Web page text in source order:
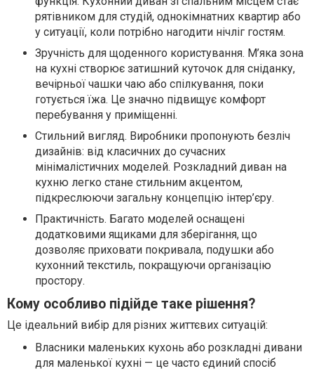
рятівником для студій, однокімнатних квартир або
у ситуації, коли потрібно нагодити нічліг гостям.
Зручність для щоденного користування. М’яка зона
на кухні створює затишний куточок для сніданку,
вечірньої чашки чаю або спілкування, поки
готується їжа. Це значно підвищує комфорт
перебування у приміщенні.
Стильний вигляд. Виробники пропонують безліч
дизайнів: від класичних до сучасних
мінімалістичних моделей. Розкладний диван на
кухню легко стане стильним акцентом,
підкреслюючи загальну концепцію інтер’єру.
Практичність. Багато моделей оснащені
додатковими ящиками для зберігання, що
дозволяє приховати покривала, подушки або
кухонний текстиль, покращуючи організацію
простору.
Кому особливо підійде таке рішення?
Це ідеальний вибір для різних життєвих ситуацій:
Власники маленьких кухонь або розкладні дивани
для маленької кухні — це часто єдиний спосіб